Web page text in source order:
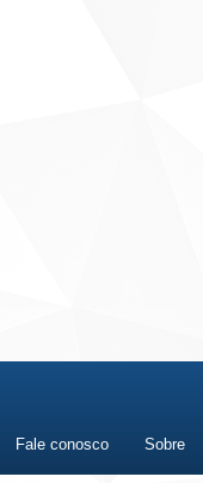
Fale conosco Sobre